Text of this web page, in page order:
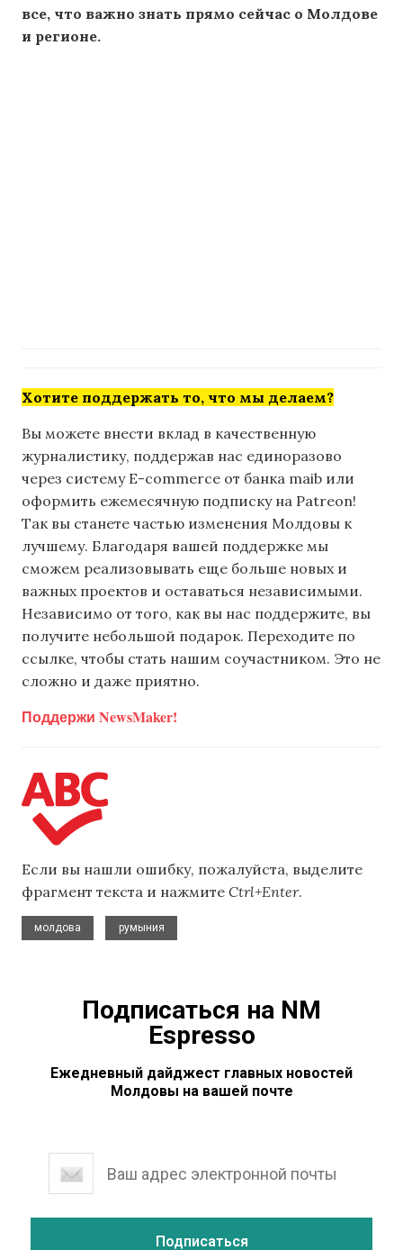
все, что важно знать прямо сейчас о Молдове
и регионе.
Хотите поддержать то, что мы делаем?
Вы можете внести вклад в качественную
журналистику, поддержав нас единоразово
через систему E-commerce от банка maib или
оформить ежемесячную подписку на Patreon!
Так вы станете частью изменения Молдовы к
лучшему. Благодаря вашей поддержке мы
сможем реализовывать еще больше новых и
важных проектов и оставаться независимыми.
Независимо от того, как вы нас поддержите, вы
получите небольшой подарок. Переходите по
ссылке, чтобы стать нашим соучастником. Это не
сложно и даже приятно.
Поддержи NewsMaker!
Если вы нашли ошибку, пожалуйста, выделите
фрагмент текста и нажмите Ctrl+Enter.
молдова
румыния
Подписаться на NM
Espresso
Ежедневный дайджест главных новостей
Молдовы на вашей почте